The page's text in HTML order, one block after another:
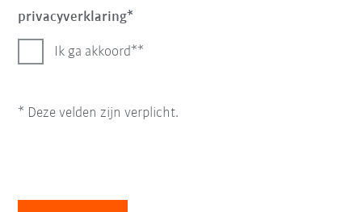
privacyverklaring
Ik ga akkoord*
* Deze velden zijn verplicht.